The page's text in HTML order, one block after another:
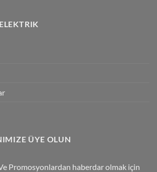
ÜYE OLUN
Promosyonlardan haberdar olmak için